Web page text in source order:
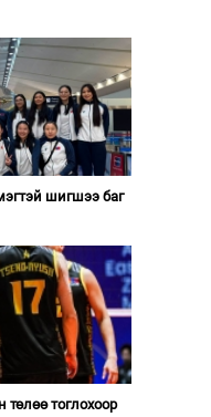
шигшээ баг
тоглохоор